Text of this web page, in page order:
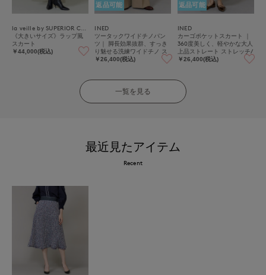
《大きいサイズ》ラップ風
スカート
￥44,000(税込)
返品可能
INED
ツータックワイドチノパン
ツ｜ 脚長効果抜群、すっき
り魅せる洗練ワイドチノ ス
トレッチ/軽量/手洗い可
￥26,400(税込)
返品可能
INED
カーゴポケットスカート ｜
360度美しく、軽やかな大人
上品ストレート ストレッチ/
軽量/手洗い可/カーゴポケッ
￥26,400(税込)
一覧を見る
最近見たアイテム
Recent